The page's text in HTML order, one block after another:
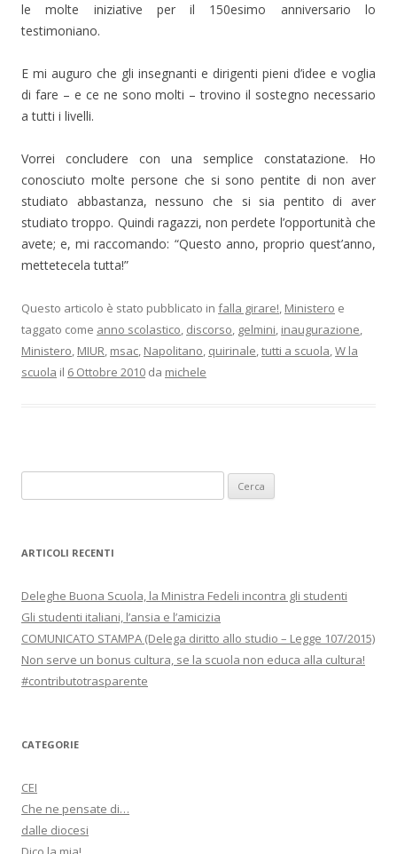
le molte iniziative per il 150esimo anniversario lo
testimoniano.
E mi auguro che gli insegnanti e dirigenti pieni d’idee e voglia
di fare – e ce ne sono molti – trovino il sostegno necessario
a tutti i livelli.
Vorrei concludere con una semplice constatazione. Ho
conosciuto molte persone che si sono pentite di non aver
studiato abbastanza, nessuno che si sia pentito di aver
studiato troppo. Quindi ragazzi, non perdete l’opportunità che
avete; e, mi raccomando: “Questo anno, proprio quest’anno,
mettetecela tutta!”
Questo articolo è stato pubblicato in falla girare!, Ministero e
taggato come anno scolastico, discorso, gelmini, inaugurazione,
Ministero, MIUR, msac, Napolitano, quirinale,tutti a scuola,W la
scuola il 6 Ottobre 2010 da michele
per:
ARTICOLI RECENTI
Deleghe Buona Scuola, la Ministra Fedeli incontra gli studenti
Gli studenti italiani, l’ansia e l’amicizia
COMUNICATO STAMPA (Delega diritto allo studio – Legge 107/2015)
Non serve un bonus cultura, se la scuola non educa alla cultura!
#contributotrasparente
CATEGORIE
CEI
Che ne pensate di…
dalle diocesi